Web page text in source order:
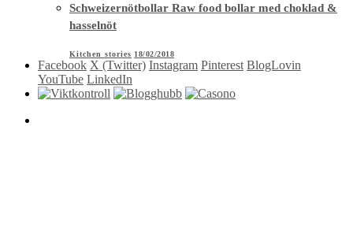
Schweizernötbollar Raw food bollar med choklad &
hasselnöt
Kitchen stories 18/02/2018
Facebook X (Twitter) Instagram Pinterest BlogLovin
YouTube LinkedIn